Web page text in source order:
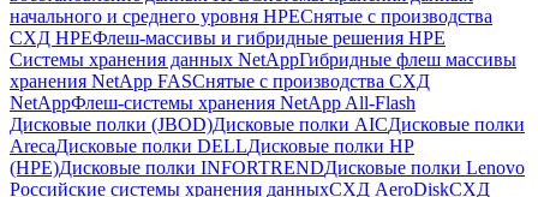
начального и среднего уровня HPEСнятые с производства
СХД HPEФлеш-массивы и гибридные решения HPE
Cистемы хранения данных NetAppГибридные флеш массивы
хранения NetApp FASСнятые с производства СХД
NetAppФлеш-системы хранения NetApp All-Flash
Дисковые полки (JBOD)Дисковые полки AICДисковые полки
ArecaДисковые полки DELLДисковые полки HP
(HPE)Дисковые полки INFORTRENDДисковые полки Lenovo
Российские системы хранения данныхСХД AeroDiskСХД